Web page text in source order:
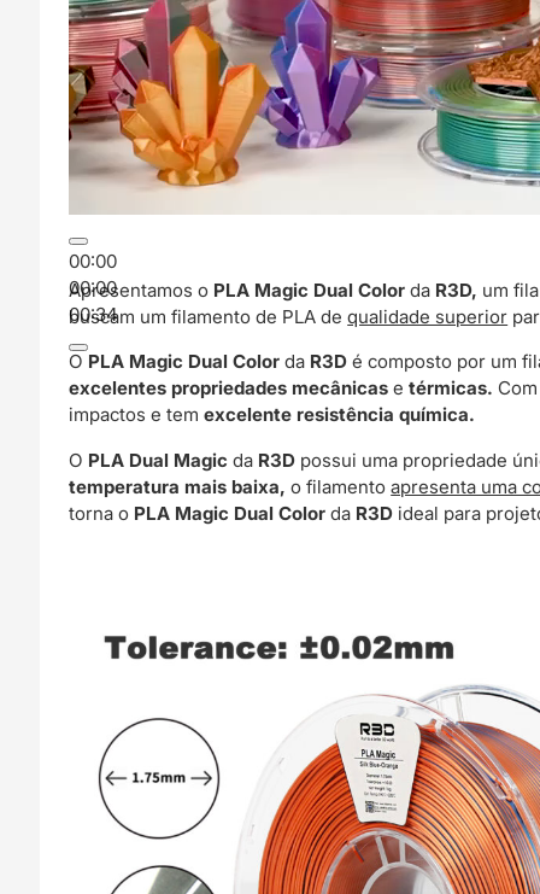
00:00
00:00
00:34
Apresentamos o PLA Magic Dual Color da R3D, um
buscam um filamento de PLA dequalidade superior
O PLA Magic Dual Color da R3D é composto por um
excelentes propriedades mecânicas etérmicas.
impactos e temexcelente resistência química.
O PLA Dual Magic da R3D possui uma propriedade
temperatura mais baixa, o filamentoapresenta uma
torna o PLA Magic Dual Color da R3D ideal para